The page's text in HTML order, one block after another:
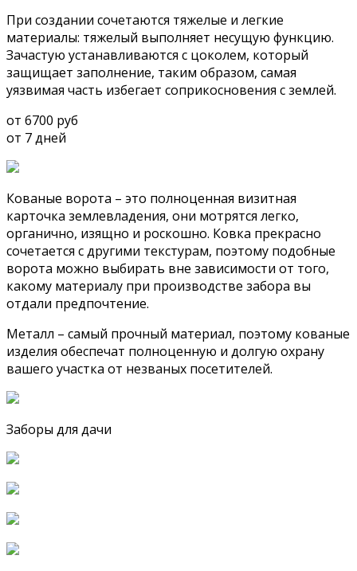
При создании сочетаются тяжелые и легкие
материалы: тяжелый выполняет несущую функцию.
Зачастую устанавливаются с цоколем, который
защищает заполнение, таким образом, самая
уязвимая часть избегает соприкосновения с землей.
от 6700 руб
от 7 дней
Кованые ворота – это полноценная визитная
карточка землевладения, они мотрятся легко,
органично, изящно и роскошно. Ковка прекрасно
сочетается с другими текстурам, поэтому подобные
ворота можно выбирать вне зависимости от того,
какому материалу при производстве забора вы
отдали предпочтение.
Металл – самый прочный материал, поэтому кованые
изделия обеспечат полноценную и долгую охрану
вашего участка от незваных посетителей.
Заборы для дачи